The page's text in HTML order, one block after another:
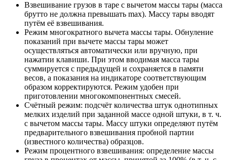
Взвешивание грузов в таре с вычетом массы тары (масса
брутто не должна превышать max). Массу тары вводят
путём её взвешивания.
Режим многократного вычета массы тары. Обнуление
показаний при вычете массы тары может
осуществляться автоматически или вручную, при
нажатии клавиши. При этом вводимая масса тары
суммируется с предыдущей и сохраняется в памяти
весов, а показания на индикаторе соответствующим
образом корректируются. Режим удобен при
приготовлении многокомпонентных смесей.
Счётный режим: подсчёт количества штук однотипных
мелких изделий при заданной массе одной штуки, в т. ч.
с вычетом массы тары. Массу штуки определяют путём
предварительного взвешивания пробной партии
(известного количества) образцов.
Режим процентного взвешивания: определение массы